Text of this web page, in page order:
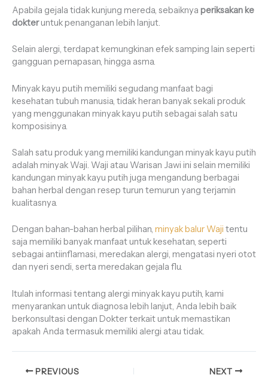
Apabila gejala tidak kunjung mereda, sebaiknya periksakan ke
dokteruntuk penanganan lebih lanjut.
Selain alergi, terdapat kemungkinan efek samping lain seperti
gangguan pernapasan, hingga asma.
Minyak kayu putih memiliki segudang manfaat bagi
kesehatan tubuh manusia, tidak heran banyak sekali produk
yang menggunakan minyak kayu putih sebagai salah satu
komposisinya.
Salah satu produk yang memiliki kandungan minyak kayu putih
adalah minyak Waji. Waji atau Warisan Jawi ini selain memiliki
kandungan minyak kayu putih juga mengandung berbagai
bahan herbal dengan resep turun temurun yang terjamin
kualitasnya.
Dengan bahan-bahan herbal pilihan, minyak balur Waji tentu
saja memiliki banyak manfaat untuk kesehatan, seperti
sebagai antiinflamasi, meredakan alergi, mengatasi nyeri otot
dan nyeri sendi, serta meredakan gejala flu.
Itulah informasi tentang alergi minyak kayu putih, kami
menyarankan untuk diagnosa lebih lanjut, Anda lebih baik
berkonsultasi dengan Dokter terkait untuk memastikan
apakah Anda termasuk memiliki alergi atau tidak.
PREVIOUS NEXT